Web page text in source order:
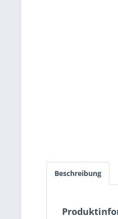
Beschreibung